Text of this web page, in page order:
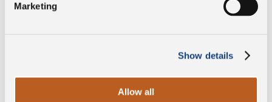
Marketing
Show details
Allow all
Konservierungsstoffe